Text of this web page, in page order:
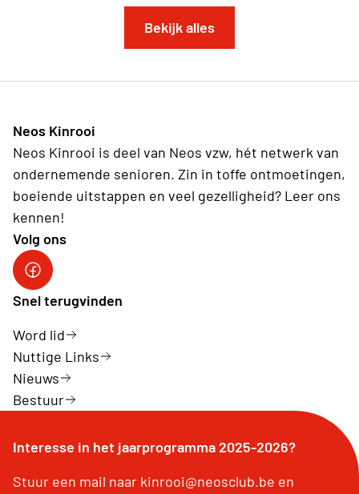
Bekijk alles
Neos Kinrooi
Neos Kinrooi is deel van Neos vzw, hét netwerk van
ondernemende senioren. Zin in toffe ontmoetingen,
boeiende uitstappen en veel gezelligheid? Leer ons
kennen!
Volg ons
Neos Kinrooi
Snel terugvinden
Word lid
Nuttige Links
Nieuws
Bestuur
Interesse in het jaarprogramma 2025-2026?
Stuur een mail naar kinrooi@neosclub.be en